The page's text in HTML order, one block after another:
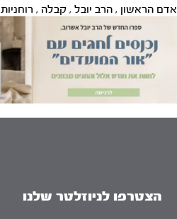
אדם הראשון , הרב יובל , קבלה , רוחניות
הצטרפו לניוזלטר שלנו